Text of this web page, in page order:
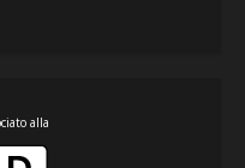
alla